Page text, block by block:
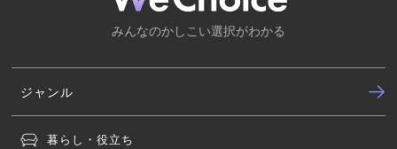
みんなのかしこい選択がわかる
ジャンル
暮らし・役立ち